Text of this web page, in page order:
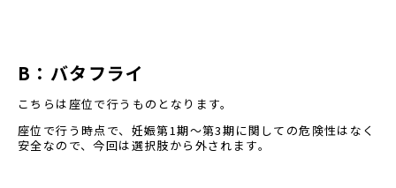
B ：バタフライ
こちらは座位で行うものとなります。
座位で行う時点で、妊娠第1期～第3期に関しての危険性はなく
安全なので、今回は選択肢から外されます。